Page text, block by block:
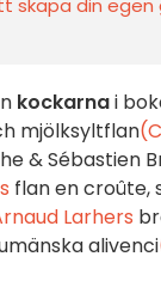
kockarnai
mjölksyltflan
& Sébastien
flan en croûte,
Larhers
alivenci